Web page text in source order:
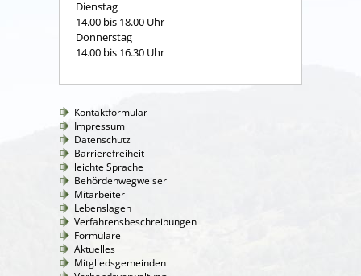
Dienstag
14.00 bis 18.00 Uhr
Donnerstag
14.00 bis 16.30 Uhr
Kontaktformular
Impressum
Datenschutz
Barrierefreiheit
leichte Sprache
Behördenwegweiser
Mitarbeiter
Lebenslagen
Verfahrensbeschreibungen
Formulare
Aktuelles
Mitgliedsgemeinden